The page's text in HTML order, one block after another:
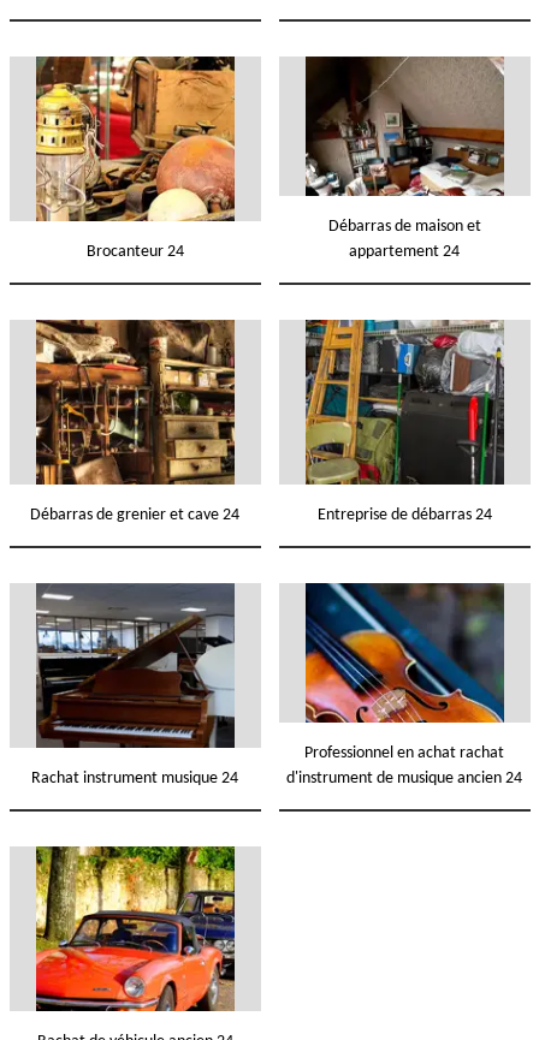
Brocanteur 24
Débarras de maison et
appartement 24
Débarras de grenier et cave 24 Entreprise de débarras 24
Rachat instrument musique 24
Professionnel en achat rachat
d'instrument de musique ancien 24